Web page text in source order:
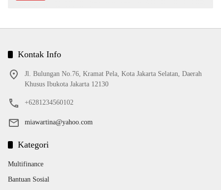
Kontak Info
Jl. Bulungan No.76, Kramat Pela, Kota Jakarta Selatan, Daerah
Khusus Ibukota Jakarta 12130
+6281234560102
miawartina@yahoo.com
Kategori
Multifinance
Bantuan Sosial